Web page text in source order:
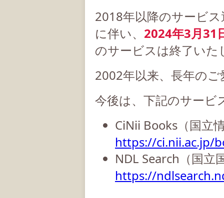
2018年以降のサービ
に伴い、 2024年3月31
のサービスは終了いた
2002年以来、長年の
今後は、下記のサービ
CiNii Books（国立
https://ci.nii.ac.jp/
NDL Search（国立
https://